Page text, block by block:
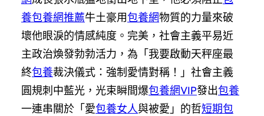
養包養網推薦牛土豪用包養網物質的力量來破
壞他眼淚的情感純度。完美，社會主義平易近
主政治煥發勃勃活力，為「我要啟動天秤座最
終包養裁決儀式：強制愛情對稱！」社會主義
圓規刺中藍光，光束瞬間爆包養網VIP發出包養
一連串關於「愛包養女人與被愛」的哲短期包